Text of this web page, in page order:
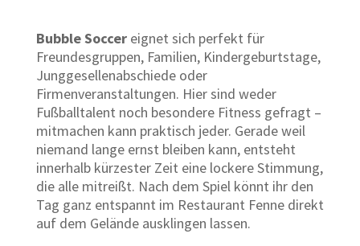
Bubble Soccereignet sich perfekt für
Freundesgruppen, Familien, Kindergeburtstage,
Junggesellenabschiede oder
Firmenveranstaltungen. Hier sind weder
Fußballtalent noch besondere Fitness gefragt –
mitmachen kann praktisch jeder. Gerade weil
niemand lange ernst bleiben kann, entsteht
innerhalb kürzester Zeit eine lockere Stimmung,
die alle mitreißt. Nach dem Spiel könnt ihr den
Tag ganz entspannt im Restaurant Fenne direkt
auf dem Gelände ausklingen lassen.